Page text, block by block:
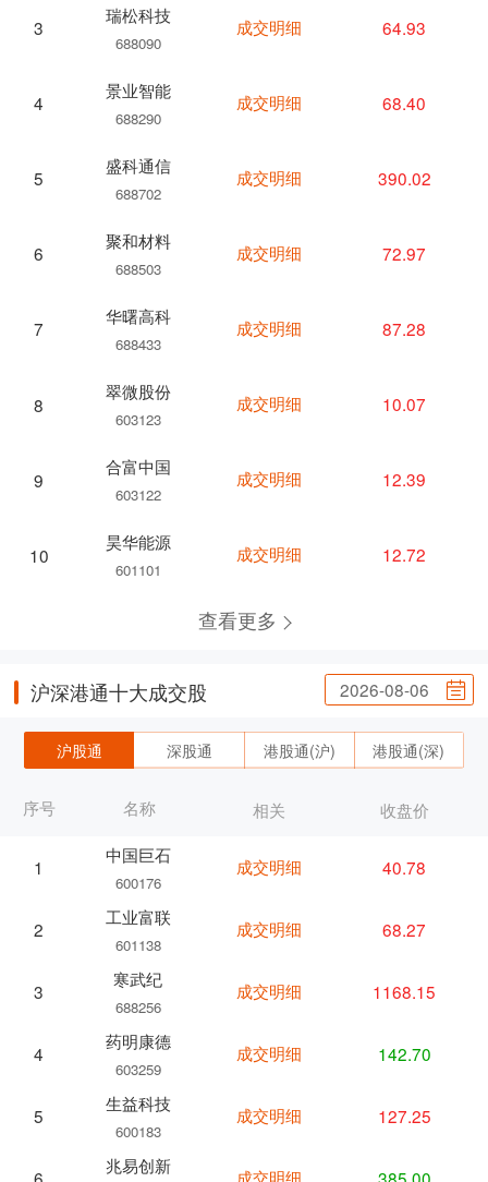
3
瑞松科技
688090
4
景业智能
688290
5
盛科通信
688702
6
聚和材料
688503
7
华曙高科
688433
8
翠微股份
603123
9
合富中国
603122
10
昊华能源
601101
成交明细 64.93
成交明细 68.40
成交明细 390.02
成交明细 72.97
成交明细 87.28
成交明细 10.07
成交明细 12.39
成交明细 12.72
查看更多
沪深港通十大成交股 2026-08-06
沪股通 深股通 港股通(沪) 港股通(深)
序号 名称
1
中国巨石
600176
2
工业富联
601138
3
寒武纪
688256
4
药明康德
603259
5
生益科技
600183
兆易创新
相关 收盘价
成交明细 40.78
成交明细 68.27
成交明细 1168.15
成交明细 142.70
成交明细 127.25
成交明细 385.00